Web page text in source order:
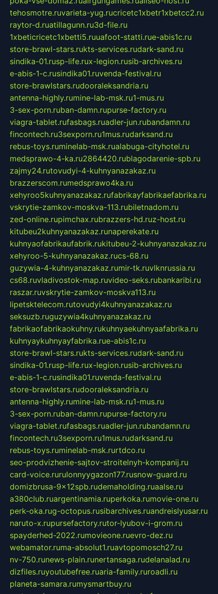
tehosmotre.ruvarieta-yug.rucricetc1xbetr1xbetcc2.ru
raytor-d.ruatillagunn.ru3d-file.ru
1xbeticricetc1xbetti5.ruuafoot-statti.rue-abis1c.ru
store-brawl-stars.rukts-services.rudark-sand.ru
sindika-01.rusp-life.rux-legion.rusib-archives.ru
e-abis-1-c.rusindika01.ruvenda-festival.ru
store-brawlstars.rudooraleksandria.ru
antenna-highly.rumine-lab-msk.ru1-mus.ru
3-sex-porn.ruban-damn.rupurse-factory.ru
viagra-tablet.rufasbags.ruadler-jun.rubandamn.ru
fincontech.ru3sexporn.ru1mus.rudarksand.ru
rebus-toys.ruminelab-msk.rualabuga-cityhotel.ru
medsprawo-4-ka.ru2864420.rublagodarenie-spb.ru
zajmy24.rutovudyi-4-kuhnyanazakaz.ru
brazzerscom.rumedsprawo4ka.ru
xehyroo5kuhnyanazakaz.rufabrikayfabrikaefabrika.ru
vskrytie-zamkov-moskva-113.rubiletnadom.ru
zed-online.rupimchax.rubrazzers-hd.ruz-host.ru
kitubeu2kuhnyanazakaz.runaperekate.ru
kuhnyaofabrikaufabrik.rukitubeu-2-kuhnyanazakaz.ru
xehyroo-5-kuhnyanazakaz.rucs-68.ru
guzywia-4-kuhnyanazakaz.rumir-tk.ruvlknrussia.ru
cs68.ruvladivostok-map.ruvideo-seks.rubankaribi.ru
raszar.ruvskrytie-zamkov-moskva113.ru
lipetsktelecom.rutovudyi4kuhnyanazakaz.ru
seksuzb.ruguzywia4kuhnyanazakaz.ru
fabrikaofabrikaokuhny.rukuhnyaekuhnyaafabrika.ru
kuhnyaykuhnyayfabrika.rue-abis1c.ru
store-brawl-stars.rukts-services.rudark-sand.ru
sindika-01.rusp-life.rux-legion.rusib-archives.ru
e-abis-1-c.rusindika01.ruvenda-festival.ru
store-brawlstars.rudooraleksandria.ru
antenna-highly.rumine-lab-msk.ru1-mus.ru
3-sex-porn.ruban-damn.rupurse-factory.ru
viagra-tablet.rufasbags.ruadler-jun.rubandamn.ru
fincontech.ru3sexporn.ru1mus.rudarksand.ru
rebus-toys.ruminelab-msk.rurtdco.ru
seo-prodvizhenie-sajtov-stroitelnyh-kompanij.ru
card-voice.rurulonnyygazon177.rusnow-guard.ru
domizbrusa-9x12spb.rudemaholding.ruaalse.ru
a380club.ruargentinamia.ruperkoka.rumovie-one.ru
perk-oka.rug-octopus.rusibarchives.ruandreislyusar.ru
naruto-x.rupursefactory.rutor-lyubov-i-grom.ru
spayderhed-2022.rumovieone.ruevro-dez.ru
webamator.ruma-absolut1.ruavtopomosch27.ru
nv-750.runews-plain.runertansaga.rudelanalad.ru
dizfiles.ruyoutubefree.ruaria-family.ruroadli.ru
planeta-samara.rumysmartbuy.ru